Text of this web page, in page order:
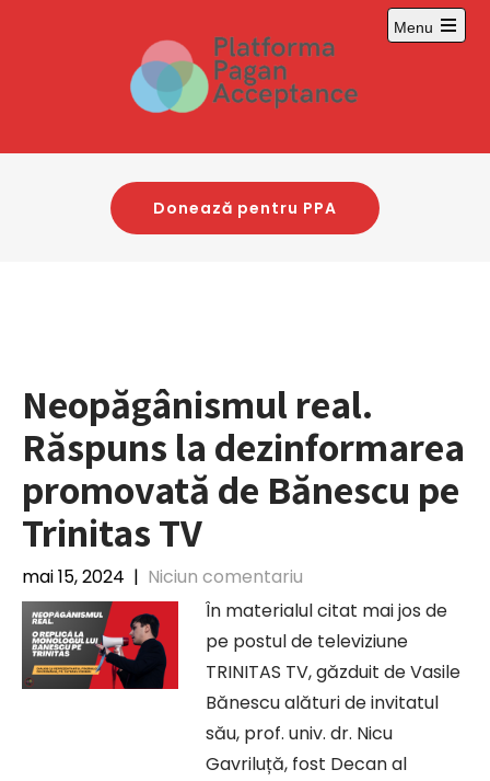
Donează pentru PPA
Menu
Neopăgânismul real.
Răspuns la dezinformarea
promovată de Bănescu pe
Trinitas TV
mai 15, 2024 | Niciun comentariu
În materialul citat mai jos de
pe postul de televiziune
TRINITAS TV, găzduit de Vasile
Bănescu alături de invitatul
său, prof. univ. dr. Nicu
Gavriluță, fost Decan al